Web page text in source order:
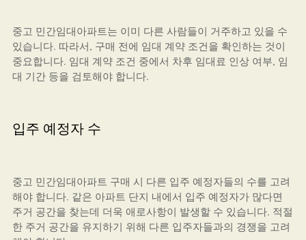
중고 민간임대아파트는 이미 다른 사람들이 거주하고 있을 수
있습니다. 따라서, 구매 전에 임대 계약 조건을 확인하는 것이
중요합니다. 임대 계약 조건 중에서 차후 임대료 인상 여부, 임
대 기간 등을 검토해야 합니다.
입주 예정자 수
중고 민간임대아파트 구매 시 다른 입주 예정자들의 수를 고려
해야 합니다. 같은 아파트 단지 내에서 입주 예정자가 많다면
주거 공간을 찾는데 더욱 애로사항이 발생할 수 있습니다. 적절
한 주거 공간을 유지하기 위해 다른 입주자들과의 경쟁을 고려